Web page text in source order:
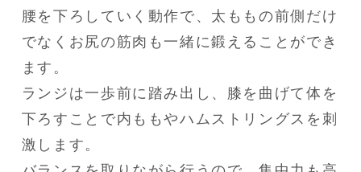
腰を下ろしていく動作で、太ももの前側だけ
でなくお尻の筋肉も一緒に鍛えることができ
ます。
ランジは一歩前に踏み出し、膝を曲げて体を
下ろすことで内ももやハムストリングスを刺
激します。